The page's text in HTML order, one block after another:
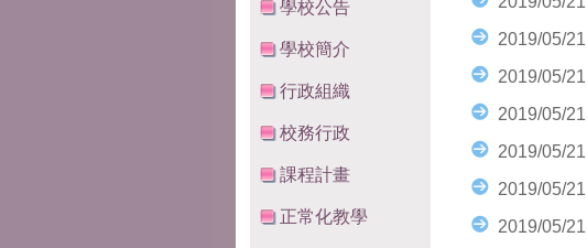
學校公告
學校簡介
行政組織
校務行政
課程計畫
正常化教學
2019/05/21
2019/05/21
2019/05/21
2019/05/21
2019/05/21
2019/05/21